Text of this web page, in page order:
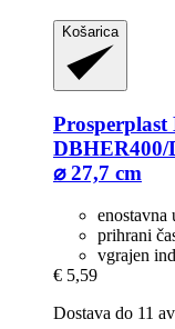
Košarica
Prosperplast
⌀ 27,7 cm
enostavna
prihrani
vgrajen
€ 5,59
Dostava do 11